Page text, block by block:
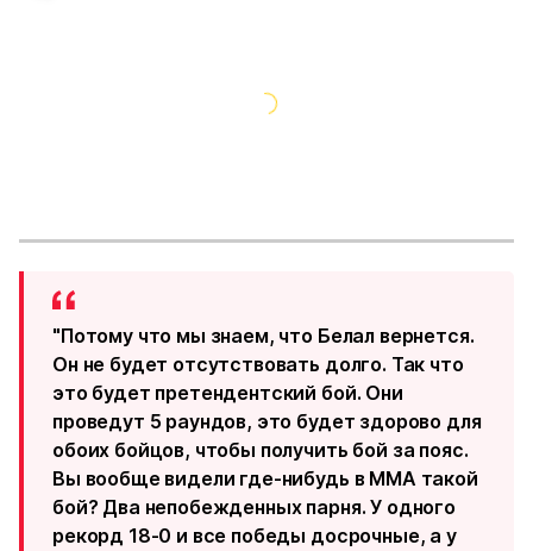
"Потому что мы знаем, что Белал вернется.
Он не будет отсутствовать долго. Так что
это будет претендентский бой. Они
проведут 5 раундов, это будет здорово для
обоих бойцов, чтобы получить бой за пояс.
Вы вообще видели где-нибудь в ММА такой
бой? Два непобежденных парня. У одного
рекорд 18-0 и все победы досрочные, а у